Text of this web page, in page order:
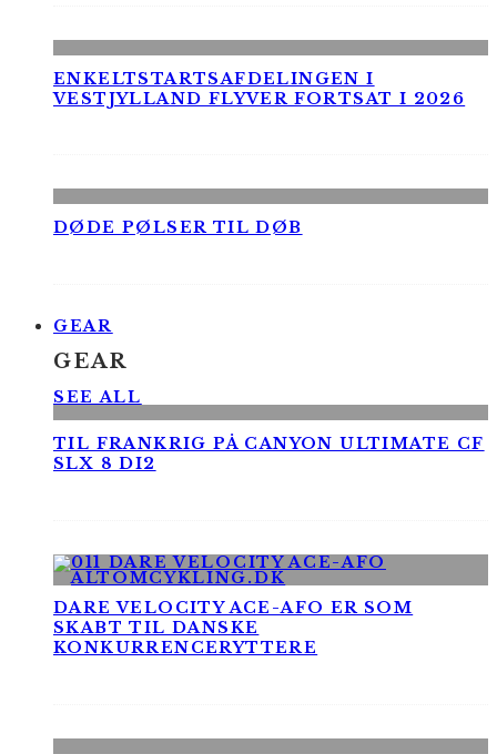
ENKELTSTARTSAFDELINGEN I
VESTJYLLAND FLYVER FORTSAT I 2026
DØDE PØLSER TIL DØB
GEAR
GEAR
SEE ALL
TIL FRANKRIG PÅ CANYON ULTIMATE CF
SLX 8 DI2
DARE VELOCITY ACE-AFO ER SOM
SKABT TIL DANSKE
KONKURRENCERYTTERE